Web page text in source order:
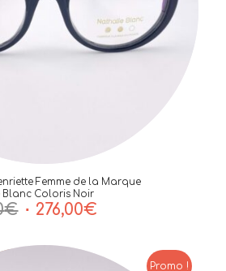
Femme de la Marque
Blanc Coloris Noir
€ Le
initial
276,00€
Promo !